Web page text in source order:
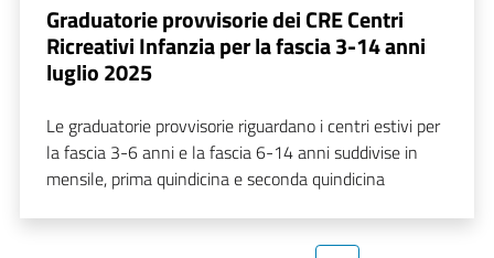
Graduatorie provvisorie dei CRE Centri
Ricreativi Infanzia per la fascia 3-14 anni
luglio 2025
Le graduatorie provvisorie riguardano i centri estivi per
la fascia 3-6 anni e la fascia 6-14 anni suddivise in
mensile, prima quindicina e seconda quindicina